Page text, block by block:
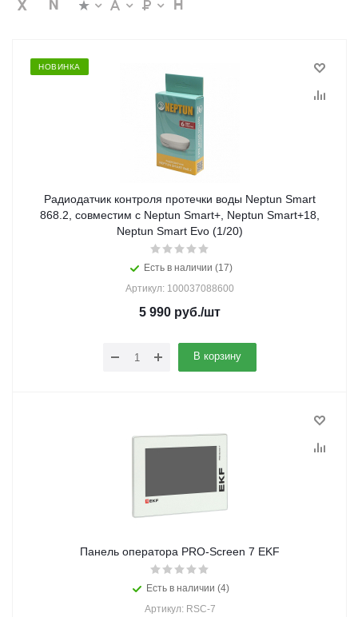
НОВИНКА
Радиодатчик контроля протечки воды Neptun Smart
868.2, совместим с Neptun Smart+, Neptun Smart+18,
Neptun Smart Evo (1/20)
Есть в наличии (17)
Артикул: 100037088600
5 990 руб./шт
В корзину
Панель оператора PRO-Screen 7 EKF
Есть в наличии (4)
Артикул: RSC-7